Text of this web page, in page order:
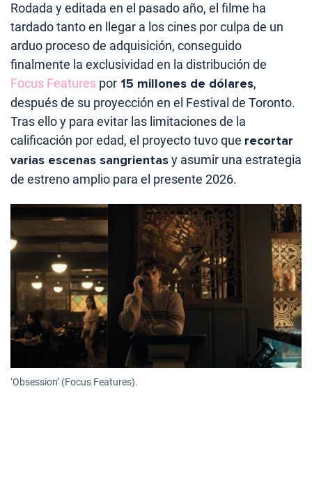
Rodada y editada en el pasado año, el filme ha
tardado tanto en llegar a los cines por culpa de un
arduo proceso de adquisición, conseguido
finalmente la exclusividad en la distribución de
Focus Features por 15 millones de dólares,
después de su proyección en el Festival de Toronto.
Tras ello y para evitar las limitaciones de la
calificación por edad, el proyecto tuvo que recortar
varias escenas sangrientasy asumir una estrategia
de estreno amplio para el presente 2026.
‘Obsession’ (Focus Features).